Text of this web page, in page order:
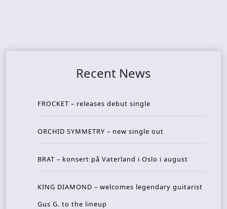
Recent News
FROCKET – releases debut single
ORCHID SYMMETRY – new single out
BRAT – konsert på Vaterland i Oslo i august
KING DIAMOND – welcomes legendary guitarist
Gus G. to the lineup